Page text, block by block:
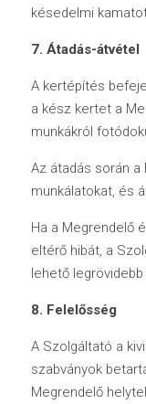
késedelmi
7. Átadás-átvétel
A kertépítés
a kész kertet a
munkákról
Az átadás során a
munkálatokat, és
Ha a Megrendelő
eltérő hibát, a
lehető legrövidebb
8. Felelősség
A Szolgáltató a
szabványok
Megrendelő